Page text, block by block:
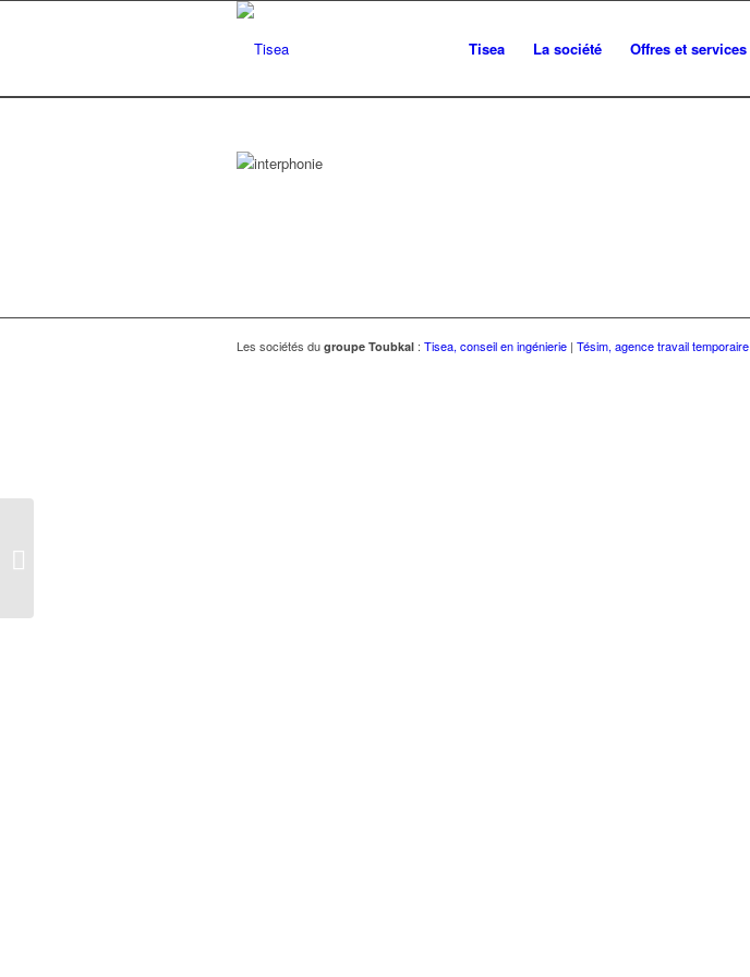
Tisea La société Offres et services
Les sociétés du groupe Toubkal : Tisea, conseil en ingénierie | Tésim, agence travail temporaire